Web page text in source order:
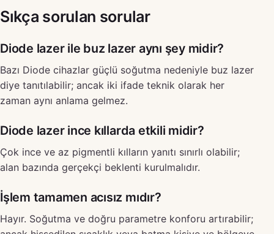
Sıkça sorulan sorular
Diode lazer ile buz lazer aynı şey midir?
Bazı Diode cihazlar güçlü soğutma nedeniyle buz lazer
diye tanıtılabilir; ancak iki ifade teknik olarak her
zaman aynı anlama gelmez.
Diode lazer ince kıllarda etkili midir?
Çok ince ve az pigmentli kılların yanıtı sınırlı olabilir;
alan bazında gerçekçi beklenti kurulmalıdır.
İşlem tamamen acısız mıdır?
Hayır. Soğutma ve doğru parametre konforu artırabilir;